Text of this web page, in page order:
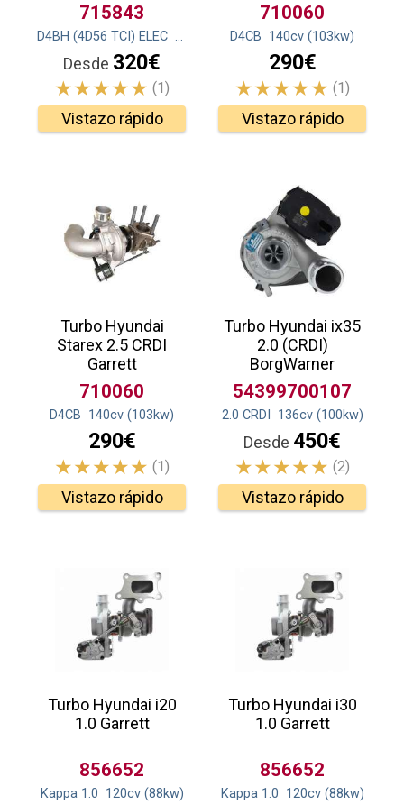
715843
D4BH (4D56 TCI) ELEC 136 (100kw)
Desde 320€
(1)
Vistazo rápido
710060
D4CB 140cv (103kw)
290€
(1)
Vistazo rápido
Turbo Hyundai
Starex 2.5 CRDI
Garrett
710060
D4CB 140cv (103kw)
290€
(1)
Vistazo rápido
Turbo Hyundai ix35
2.0 (CRDI)
BorgWarner
54399700107
2.0 CRDI 136cv (100kw)
Desde 450€
(2)
Vistazo rápido
Turbo Hyundai i20
1.0 Garrett
856652
Kappa 1.0 120cv (88kw)
Turbo Hyundai i30
1.0 Garrett
856652
Kappa 1.0 120cv (88kw)